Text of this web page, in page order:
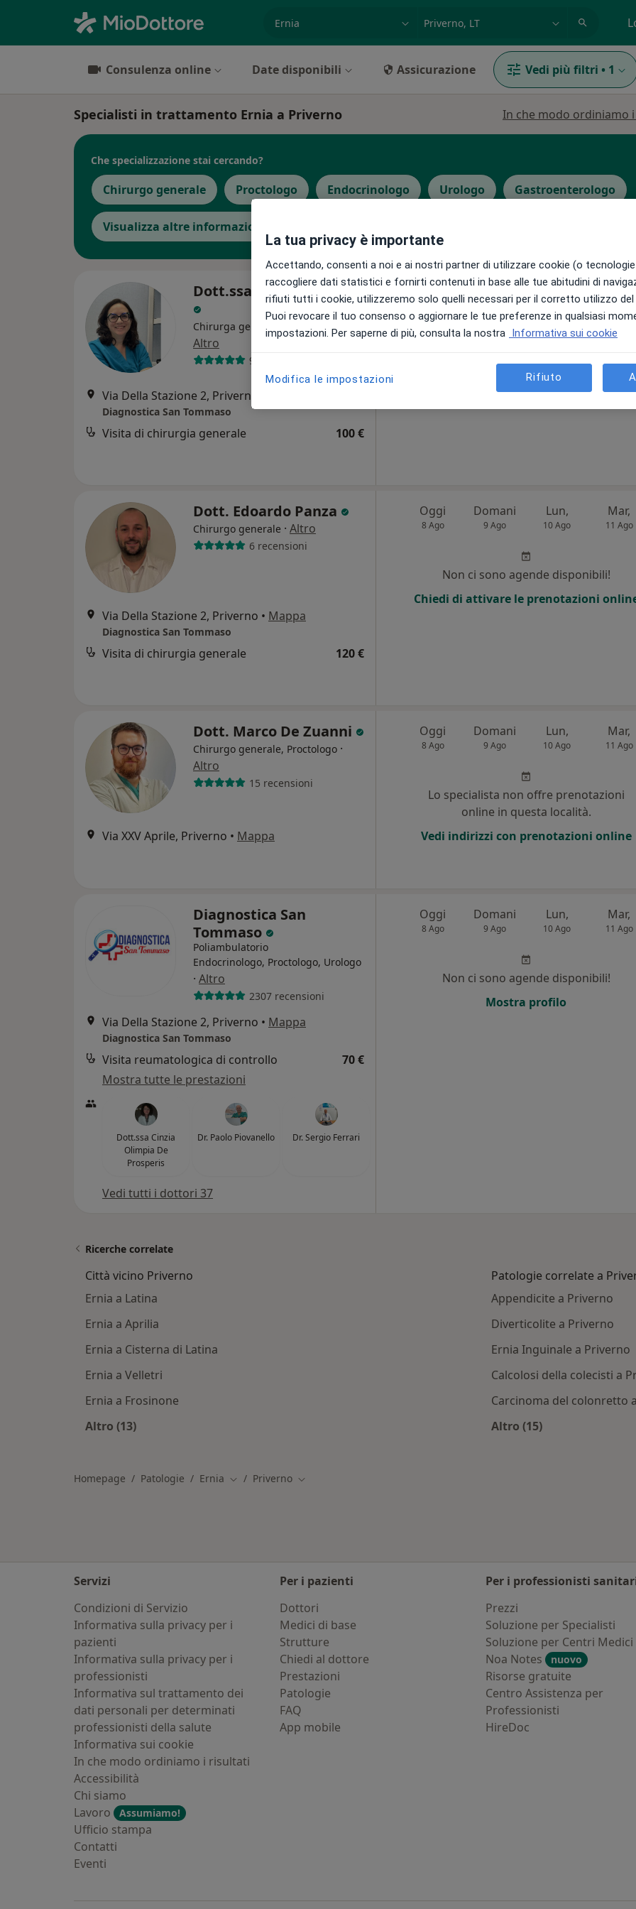
Consulenza online Date disponibili Assicurazione Vedi più filtri • 1
Specialisti in trattamento Ernia a Priverno In che modo ordiniamo
Che specializzazione stai cercando?
Chirurgo generale Proctologo Endocrinologo Urologo Gastroenterologo
Visualizza altre informazioni
Dott.ssa Valeria Ciaschi
Chirurga generale, Proctologa
Altro
95 recensioni
Via Della Stazione 2, Priverno
Diagnostica San Tommaso
Visita di chirurgia generale 100 €
Oggi
8 Ago
Domani
9 Ago
Lun,
10 Ago
Mar,
11 Ago
Chiedi di attivare le prenotazioni
Dott. Edoardo Panza
Chirurgo generale · Altro
6 recensioni
Via Della Stazione 2, Priverno • Mappa
Diagnostica San Tommaso
Visita di chirurgia generale 120 €
Oggi
8 Ago
Domani
9 Ago
Lun,
10 Ago
Mar,
11 Ago
Non ci sono agende disponibili!
Chiedi di attivare le prenotazioni
Dott. Marco De Zuanni
Chirurgo generale, Proctologo ·
Altro
15 recensioni
Via XXV Aprile, Priverno • Mappa
Oggi
8 Ago
Domani
9 Ago
Lun,
10 Ago
Mar,
11 Ago
Lo specialista non offre prenotazioni
online in questa località.
Vedi indirizzi con prenotazioni online
Diagnostica San
Tommaso
Poliambulatorio
Endocrinologo, Proctologo, Urologo
· Altro
2307 recensioni
Via Della Stazione 2, Priverno • Mappa
Diagnostica San Tommaso
Visita reumatologica di controllo
70 €
Mostra tutte le prestazioni
Dott.ssa Cinzia
Olimpia De
Prosperis
Dr. Paolo Piovanello Dr. Sergio Ferrari
Vedi tutti i dottori 37
Oggi
8 Ago
Domani
9 Ago
Lun,
10 Ago
Mar,
11 Ago
Non ci sono agende disponibili!
Mostra profilo
Ricerche correlate
Città vicino Priverno
Ernia a Latina
Ernia a Aprilia
Ernia a Cisterna di Latina
Ernia a Velletri
Ernia a Frosinone
Altro (13)
Patologie correlate a
Appendicite a Priverno
Diverticolite a Priverno
Ernia Inguinale a Priverno
Calcolosi della colecisti a
Carcinoma del colonretto
Altro (15)
Homepage Patologie Ernia Cambia città
Priverno Cambia città
Servizi
Condizioni di Servizio
Informativa sulla privacy per i
pazienti
Informativa sulla privacy per i
professionisti
Informativa sul trattamento dei
dati personali per determinati
professionisti della salute
Informativa sui cookie
In che modo ordiniamo i risultati
Accessibilità
Chi siamo
Lavoro
Assumiamo!
Ufficio stampa
Contatti
Eventi
Per i pazienti
Dottori
Medici di base
Strutture
Chiedi al dottore
Prestazioni
Patologie
FAQ
App mobile
Per i professionisti
Prezzi
Soluzione per Specialisti
Soluzione per Centri Medici
Noa Notes
nuovo
Risorse gratuite
Centro Assistenza per
Professionisti
HireDoc
La tua privacy è importante
Accettando, consenti a noi e ai nostri partner di utilizzare cookie (o
raccogliere dati statistici e fornirti contenuti in base alle tue abitudini di
rifiuti tutti i cookie, utilizzeremo solo quelli necessari per il corretto utilizzo
Puoi revocare il tuo consenso o aggiornare le tue preferenze in qualsiasi
impostazioni. Per saperne di più, consulta la nostra Informativa sui cookie
Modifica le impostazioni Rifiuto